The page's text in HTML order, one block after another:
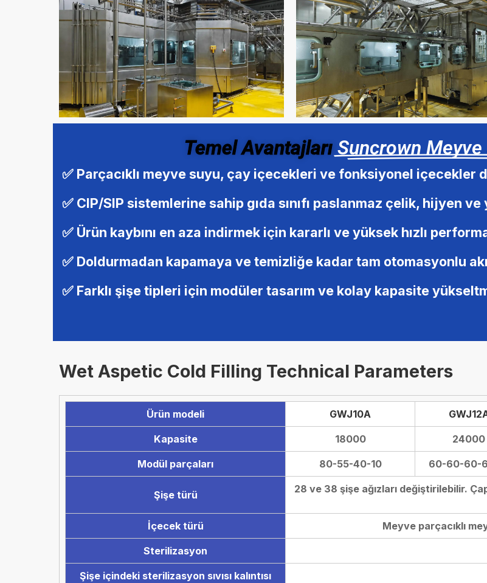
Temel Avantajları Suncrown Meyve
✅ Parçacıklı meyve suyu, çay içecekleri ve fonksiyonel içecekler
✅ CIP/SIP sistemlerine sahip gıda sınıfı paslanmaz çelik, hijyen
✅ Ürün kaybını en aza indirmek için kararlı ve yüksek hızlı
✅ Doldurmadan kapamaya ve temizliğe kadar tam otomasyonlu
✅ Farklı şişe tipleri için modüler tasarım ve kolay kapasite
Wet Aspetic Cold Filling Technical Parameters
Ürün modeli GWJ10A
Kapasite 18000 24000
Modül parçaları 80-55-40-10 60-60-60-
Şişe türü
28 ve 38 şişe ağızları değiştirilebilir.
İçecek türü Meyve parçacıklı
Sterilizasyon
Şişe içindeki sterilizasyon sıvısı kalıntısı